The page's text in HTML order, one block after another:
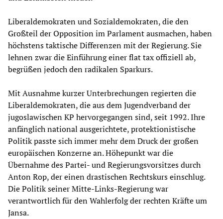
Liberaldemokraten und Sozialdemokraten, die den
Großteil der Opposition im Parlament ausmachen, haben
höchstens taktische Differenzen mit der Regierung. Sie
lehnen zwar die Einführung einer flat tax offiziell ab,
begrüßen jedoch den radikalen Sparkurs.
Mit Ausnahme kurzer Unterbrechungen regierten die
Liberaldemokraten, die aus dem Jugendverband der
jugoslawischen KP hervorgegangen sind, seit 1992. Ihre
anfänglich national ausgerichtete, protektionistische
Politik passte sich immer mehr dem Druck der großen
europäischen Konzerne an. Höhepunkt war die
Übernahme des Partei- und Regierungsvorsitzes durch
Anton Rop, der einen drastischen Rechtskurs einschlug.
Die Politik seiner Mitte-Links-Regierung war
verantwortlich für den Wahlerfolg der rechten Kräfte um
Jansa.